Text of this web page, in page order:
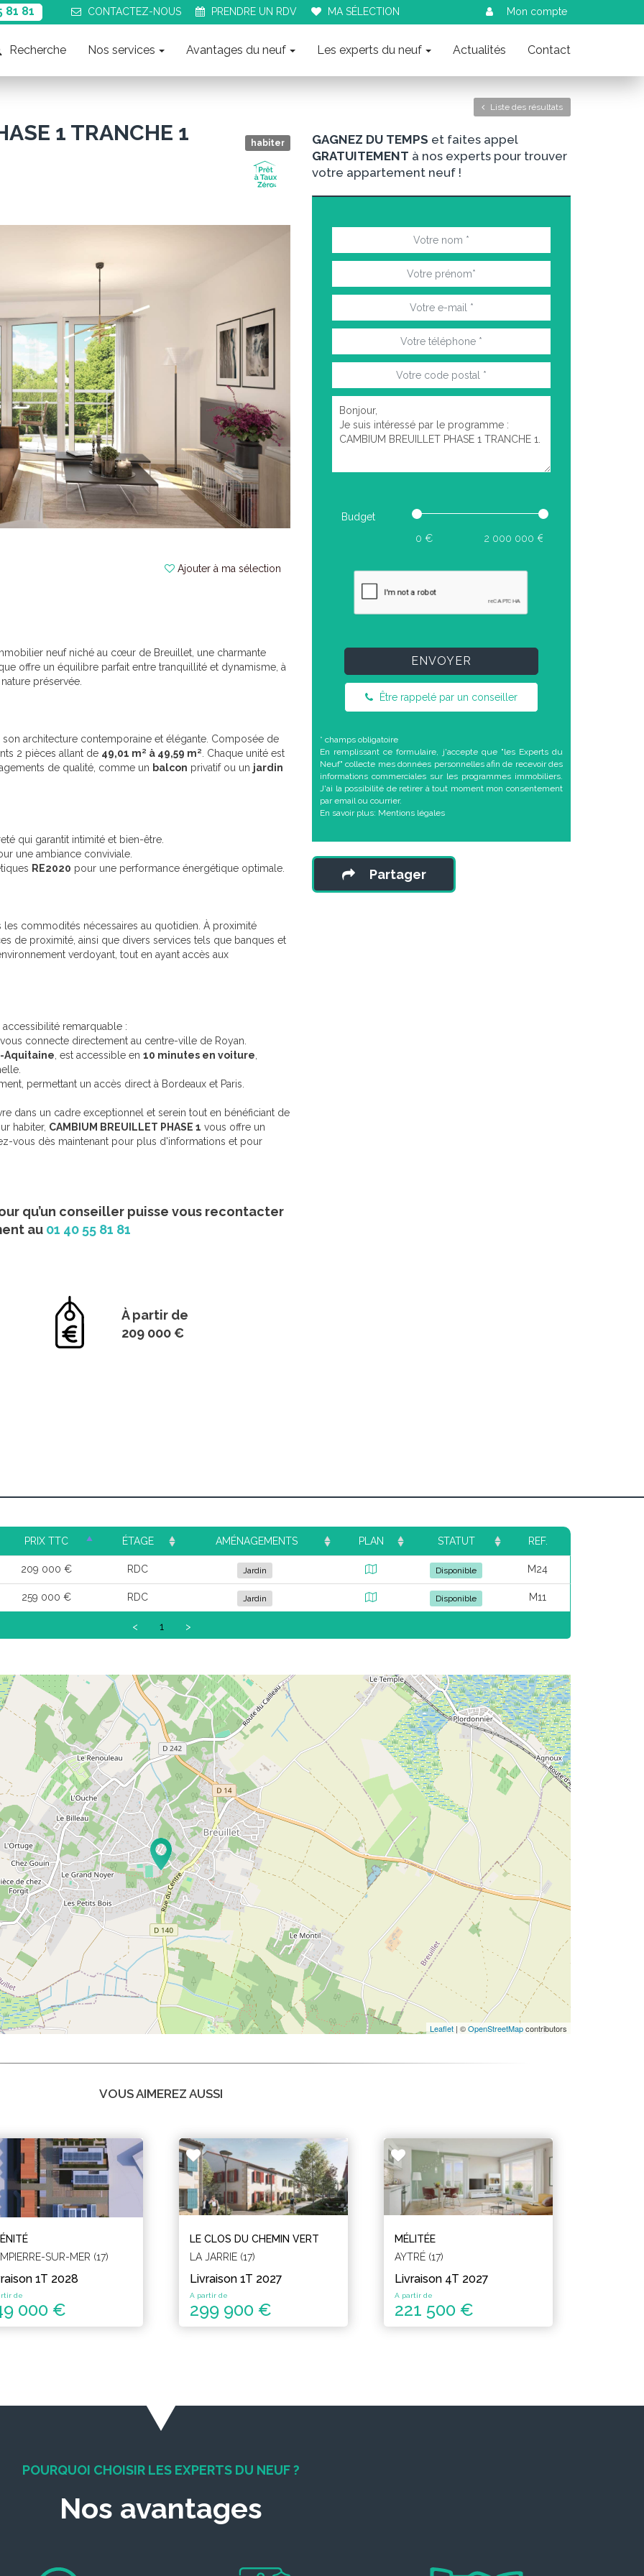
Mon compte
81 81 CONTACTEZ-NOUS PRENDRE UN RDV MA SÉLECTION
Recherche Nos services Avantages du neuf Les experts du neuf Actualités Contact
Liste des résultats
habiter
1 TRANCHE 1
Ajouter à ma sélection
neuf niché au cœur de Breuillet, une charmante
offre un équilibre parfait entre tranquillité et dynamisme, à
préservée.
architecture contemporaine et élégante. Composée de
2 pièces allant de 49,01 m² à 49,59 m² . Chaque unité est
de qualité, comme un balcon privatif ou un jardin
qui garantit intimité et bien-être.
une ambiance conviviale.
RE2020 pour une performance énergétique optimale.
commodités nécessaires au quotidien. À proximité
de proximité, ainsi que divers services tels que banques et
verdoyant, tout en ayant accès aux
remarquable :
connecte directement au centre-ville de Royan.
Aquitaine , est accessible en 10 minutes en voiture
permettant un accès direct à Bordeaux et Paris.
dans un cadre exceptionnel et serein tout en bénéficiant de
habiter, CAMBIUM BREUILLET PHASE 1 vous offre un
vous dès maintenant pour plus d'informations et pour
qu’un conseiller puisse vous recontacter
au 01 40 55 81 81
À partir de
209 000 €
GAGNEZ DU TEMPS et faites appel
GRATUITEMENT à nos experts pour trouver
votre appartement neuf !
Budget
ENVOYER
Être rappelé par un conseiller
* champs obligatoire
En remplissant ce formulaire, j'accepte que "les Experts du
Neuf" collecte mes données personnelles afin de recevoir des
informations commerciales sur les programmes immobiliers.
J'ai la possibilité de retirer à tout moment mon consentement
par email ou courrier.
En savoir plus: Mentions légales
Partager
PRIX TTC ÉTAGE AMÉNAGEMENTS PLAN STATUT REF.
209 000 € RDC Jardin Disponible M24
259 000 € RDC Jardin Disponible M11
< 1 >
Leaflet | ©OpenStreetMapcontributors
VOUS AIMEREZ AUSSI
SUR-MER (17)
1T 2028
de
000 €
LE CLOS DU CHEMIN VERT
LA JARRIE (17)
Livraison 1T 2027
A partir de
299 900 €
MÉLITÉE
AYTRÉ (17)
Livraison 4T 2027
A partir de
221 500 €
POURQUOI CHOISIR LES EXPERTS DU NEUF ?
Nos avantages